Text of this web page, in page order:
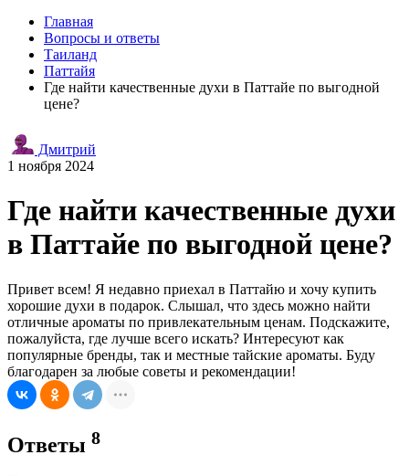
Главная
Вопросы и ответы
Таиланд
Паттайя
Где найти качественные духи в Паттайе по выгодной
цене?
Дмитрий
1 ноября 2024
Где найти качественные духи
в Паттайе по выгодной цене?
Привет всем! Я недавно приехал в Паттайю и хочу купить
хорошие духи в подарок. Слышал, что здесь можно найти
отличные ароматы по привлекательным ценам. Подскажите,
пожалуйста, где лучше всего искать? Интересуют как
популярные бренды, так и местные тайские ароматы. Буду
благодарен за любые советы и рекомендации!
Ответы 8